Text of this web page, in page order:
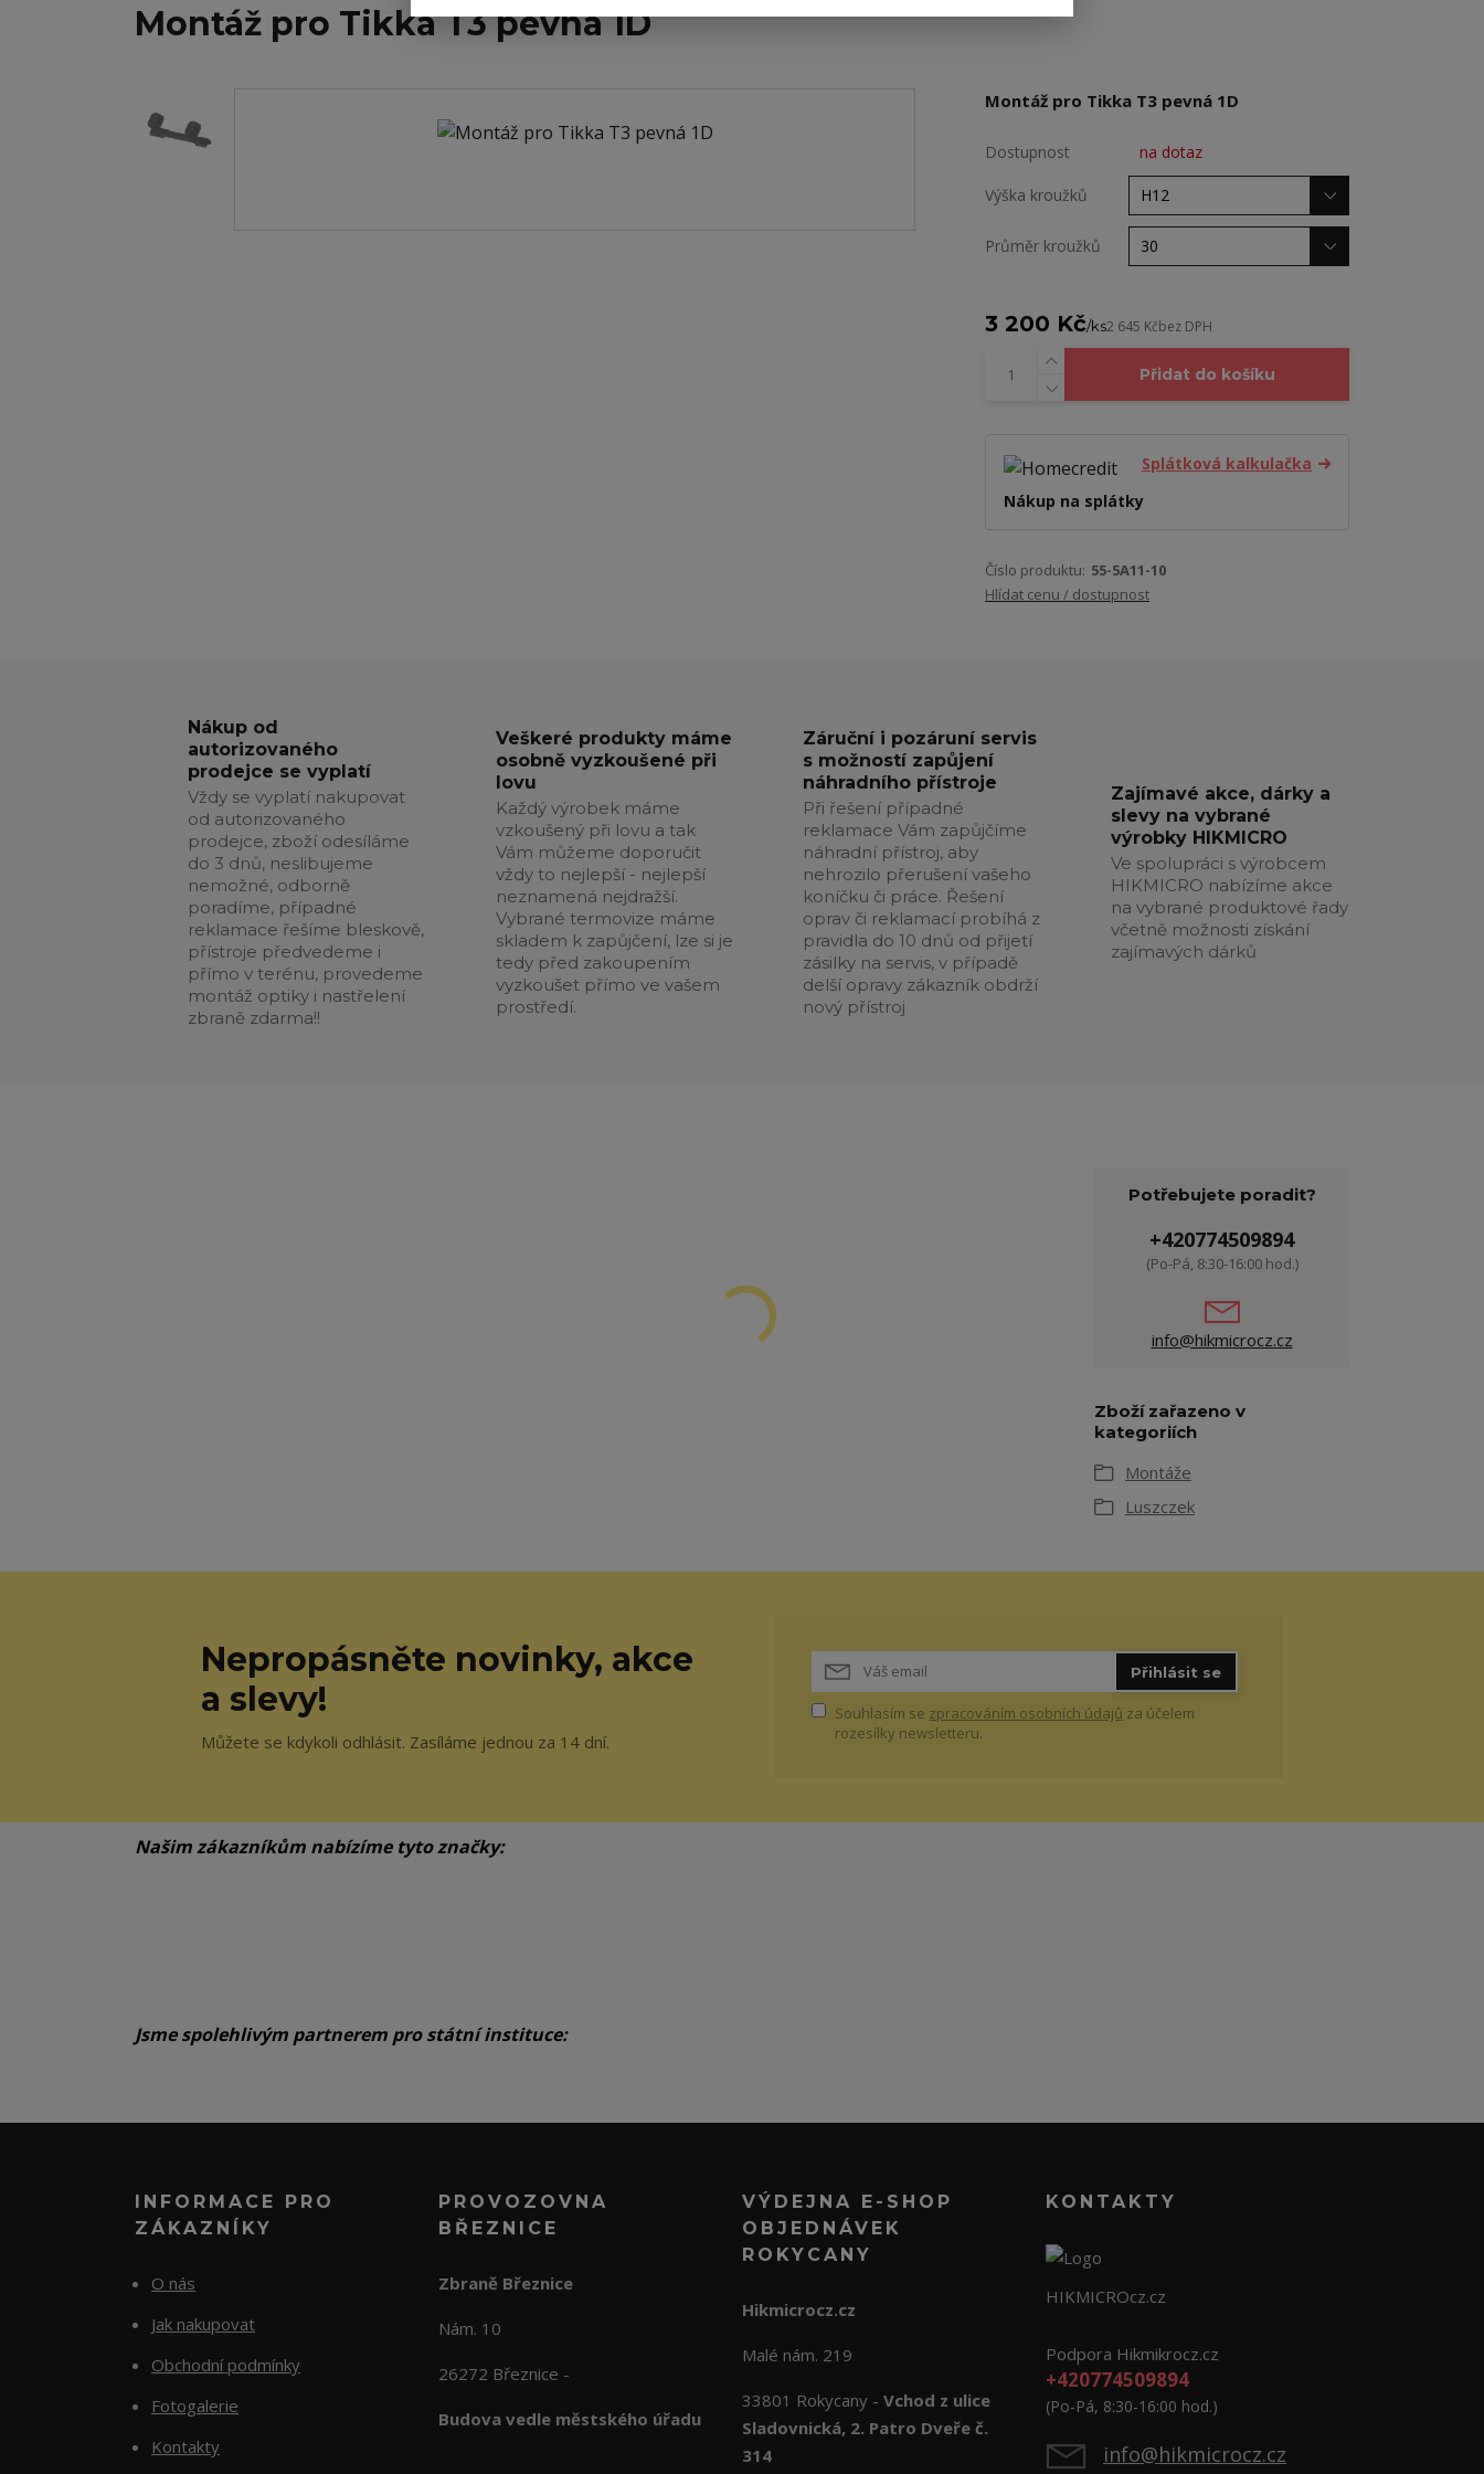
Montáž pro Tikka T3 pevná 1D
Montáž pro Tikka T3 pevná 1D
Dostupnost na dotaz
Výška kroužků
Průměr kroužků
3 200 Kč/ks2 645 Kčbez DPH
Přidat do košíku
Splátková kalkulačka
Nákup na splátky
Číslo produktu: 55-5A11-10
Hlídat cenu / dostupnost
Nákup od
autorizovaného
prodejce se vyplatí
Vždy se vyplatí nakupovat
od autorizovaného
prodejce, zboží odesíláme
do 3 dnů, neslibujeme
nemožné, odborně
poradíme, případné
reklamace řešíme bleskově,
přístroje předvedeme i
přímo v terénu, provedeme
montáž optiky i nastřelení
zbraně zdarma!!
Veškeré produkty máme
osobně vyzkoušené při
lovu
Každý výrobek máme
vzkoušený při lovu a tak
Vám můžeme doporučit
vždy to nejlepší - nejlepší
neznamená nejdražší.
Vybrané termovize máme
skladem k zapůjčení, lze si je
tedy před zakoupením
vyzkoušet přímo ve vašem
prostředí.
Záruční i pozáruní servis
s možností zapůjení
náhradního přístroje
Při řešení případné
reklamace Vám zapůjčíme
náhradní přístroj, aby
nehrozilo přerušení vašeho
koníčku či práce. Řešení
oprav či reklamací probíhá z
pravidla do 10 dnů od přijetí
zásilky na servis, v případě
delší opravy zákazník obdrží
nový přístroj
Zajímavé akce, dárky a
slevy na vybrané
výrobky HIKMICRO
Ve spolupráci s výrobcem
HIKMICRO nabízíme akce
na vybrané produktové řady
včetně možnosti získání
zajímavých dárků
Potřebujete poradit?
+420774509894
(Po-Pá, 8:30-16:00 hod.)
info@hikmicrocz.cz
Zboží zařazeno v
kategoriích
Montáže
Luszczek
Nepropásněte novinky, akce
a slevy!
Můžete se kdykoli odhlásit. Zasíláme jednou za 14 dní.
Přihlásit se
Souhlasím se zpracováním osobních údajů za účelem
rozesílky newsletteru.
Našim zákazníkům nabízíme tyto značky:
Jsme spolehlivým partnerem pro státní instituce:
INFORMACE PRO
ZÁKAZNÍKY
O nás
Jak nakupovat
Obchodní podmínky
Fotogalerie
Kontakty
PROVOZOVNA
BŘEZNICE
Zbraně Březnice
Nám. 10
26272 Březnice -
Budova vedle městského úřadu
VÝDEJNA E-SHOP
OBJEDNÁVEK
ROKYCANY
Hikmicrocz.cz
Malé nám. 219
33801 Rokycany - Vchod z ulice
Sladovnická, 2. Patro Dveře č.
314
KONTAKTY
HIKMICROcz.cz
Podpora Hikmikrocz.cz
+420774509894
(Po-Pá, 8:30-16:00 hod.)
info@hikmicrocz.cz